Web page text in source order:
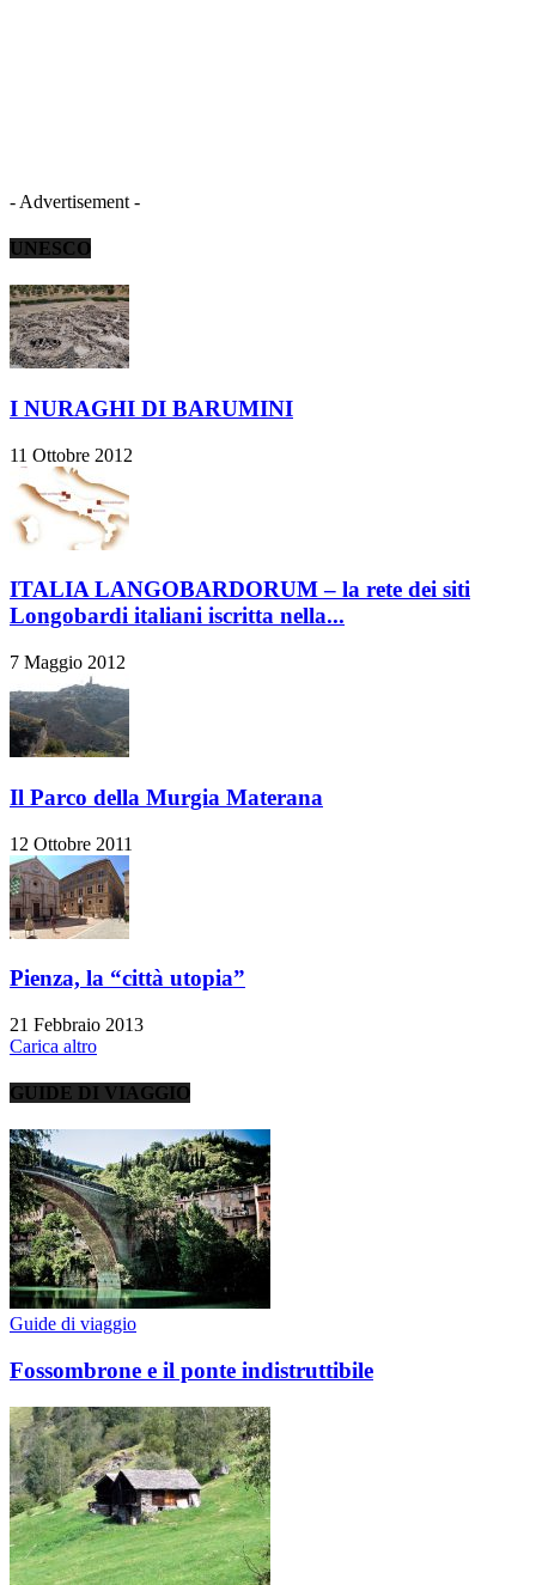
- Advertisement -
UNESCO
I NURAGHI DI BARUMINI
11 Ottobre 2012
ITALIA LANGOBARDORUM – la rete dei siti
Longobardi italiani iscritta nella...
7 Maggio 2012
Il Parco della Murgia Materana
12 Ottobre 2011
Pienza, la “città utopia”
21 Febbraio 2013
Carica altro
GUIDE DI VIAGGIO
Guide di viaggio
Fossombrone e il ponte indistruttibile